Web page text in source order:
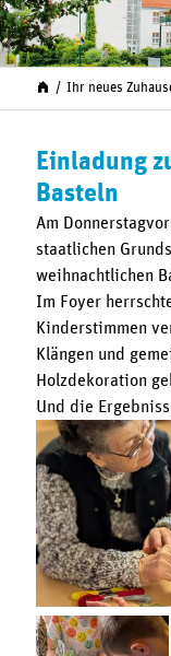
Ihr neues
Einladung
Basteln
Am
staatlichen
weihnachtlichen
Im Foyer
Kinderstimmen
Klängen und
Holzdekoration
Und die